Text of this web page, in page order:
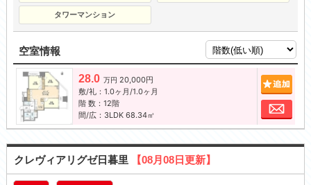
タワーマンション
空室情報
28.0 万円 20,000円
敷/礼：1.0ヶ月/1.0ヶ月
階 数：12階
間/広：3LDK 68.34㎡
お
クレヴィアリグゼ日暮里 【08月08日更新】